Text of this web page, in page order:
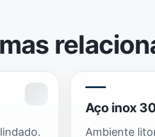
Aço inox
Ambiente